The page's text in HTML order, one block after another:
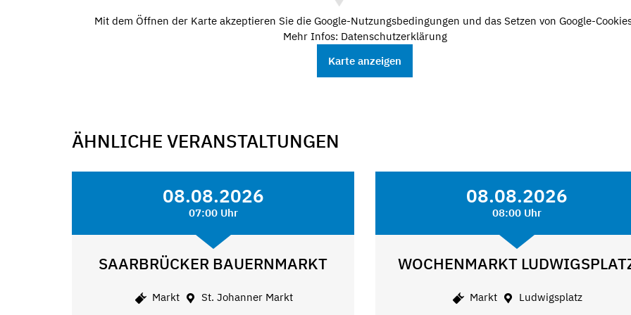
Mit dem Öffnen der Karte akzeptieren Sie die Google-Nutzungsbedingungen und das Setzen von Google-
Mehr Infos: Datenschutzerklärung
Karte anzeigen
ÄHNLICHE VERANSTALTUNGEN
08.08.2026
07:00 Uhr
SAARBRÜCKER BAUERNMARKT
Markt St. Johanner Markt
08.08.2026
08:00 Uhr
WOCHENMARKT
Markt Ludwigsplatz